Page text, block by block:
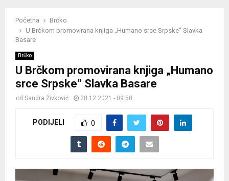
Početna
Brčko
U Brčkom promovirana knjiga „Humano srce Srpske“ Slavka
Basare
Brčko
U Brčkom promovirana knjiga „Humano
srce Srpske“ Slavka Basare
od Sandra Živković 28.12.2021 - 09:58
PODIJELI 0